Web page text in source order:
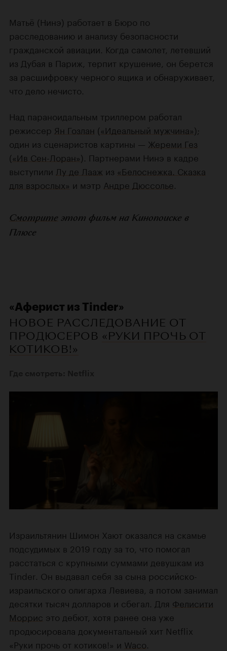
Матьё (Нинэ) работает в Бюро по
расследованию и анализу безопасности
гражданской авиации. Когда самолет, летевший
из Дубая в Париж, терпит крушение, он берется
за расшифровку черного ящика и обнаруживает,
что дело нечисто.
Над параноидальным триллером работал
режиссер Ян Гозлан («Идеальный мужчина»);
один из сценаристов картины — Жереми Гез
(«Ив Сен-Лоран»). Партнерами Нинэ в кадре
выступили Лу де Лааж из «Белоснежка. Сказка
для взрослых» и мэтр Андре Дюссолье
Смотрите этот фильм на Кинопоиске в
Плюсе
«Аферист из Tinder»
НОВОЕ РАССЛЕДОВАНИЕ ОТ
ПРОДЮСЕРОВ «РУКИ ПРОЧЬ ОТ
КОТИКОВ!»
Израильтянин Шимон Хают оказался на скамье
подсудимых в 2019 году за то, что помогал
расстаться с крупными суммами девушкам из
Tinder. Он выдавал себя за сына российско-
израильского олигарха Левиева, а потом занимал
десятки тысяч долларов и сбегал. Для Фелисити
Моррис это дебют, хотя ранее она уже
продюсировала документальный хит Netflix
«Руки прочь от котиков!» и Waco